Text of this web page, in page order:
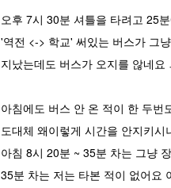
오후 7시 30분 셔틀을 타려고 25
'역전 <-> 학교' 써있는 버스가 그
지났는데도 버스가 오지를 않네요
아침에도 버스 안 온 적이 한 두번
도대체 왜이렇게 시간을 안지키시
아침 8시 20분 ~ 35분 차는 그냥
35분 차는 저는 타본 적이 없어요